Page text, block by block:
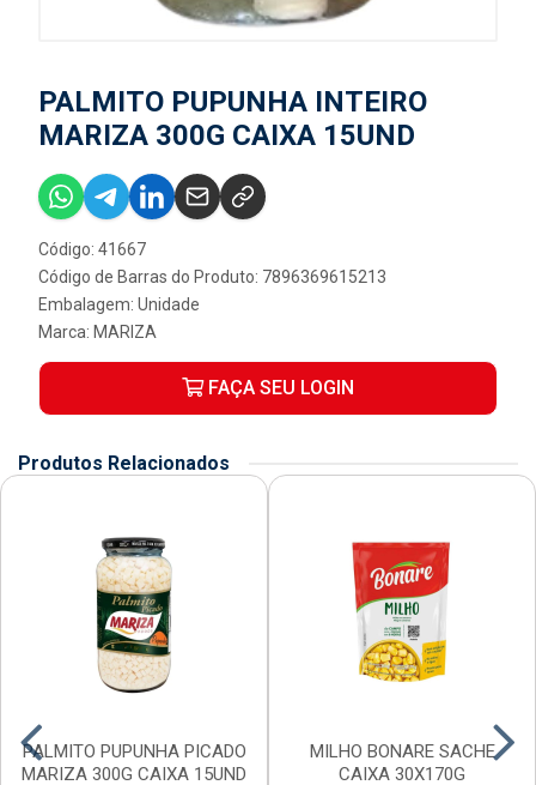
PALMITO PUPUNHA INTEIRO
MARIZA 300G CAIXA 15UND
Código: 41667
Código de Barras do Produto: 7896369615213
Embalagem: Unidade
Marca: MARIZA
FAÇA SEU LOGIN
Produtos Relacionados
PALMITO PUPUNHA PICADO
MARIZA 300G CAIXA 15UND
MILHO BONARE SACHE
CAIXA 30X170G